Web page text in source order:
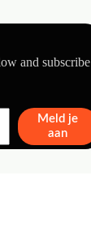
and subscribe
Meld je
aan